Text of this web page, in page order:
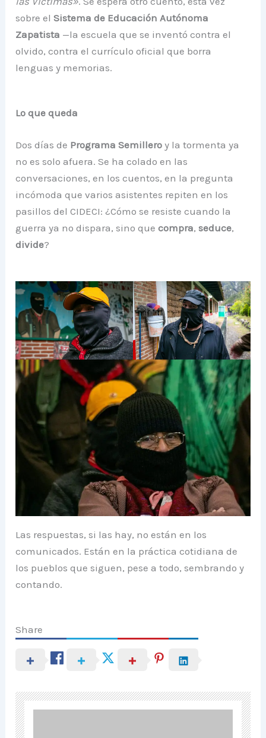
sobre elSistema de Educación Autónoma
Zapatista —la escuela que se inventó contra el
olvido, contra el currículo oficial que borra
lenguas y memorias.
Lo que queda
Dos días de Programa Semillero y la tormenta ya
no es solo afuera. Se ha colado en las
conversaciones, en los cuentos, en la pregunta
incómoda que varios asistentes repiten en los
pasillos del CIDECI: ¿Cómo se resiste cuando la
guerra ya no dispara, sino quecompra,seduce,
divide?
Las respuestas, si las hay, no están en los
comunicados. Están en la práctica cotidiana de
los pueblos que siguen, pese a todo, sembrando y
contando.
Share